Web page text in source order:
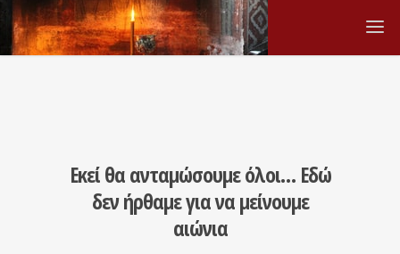
Εκεί θα ανταμώσουμε όλοι… Εδώ
δεν ήρθαμε για να μείνουμε
αιώνια